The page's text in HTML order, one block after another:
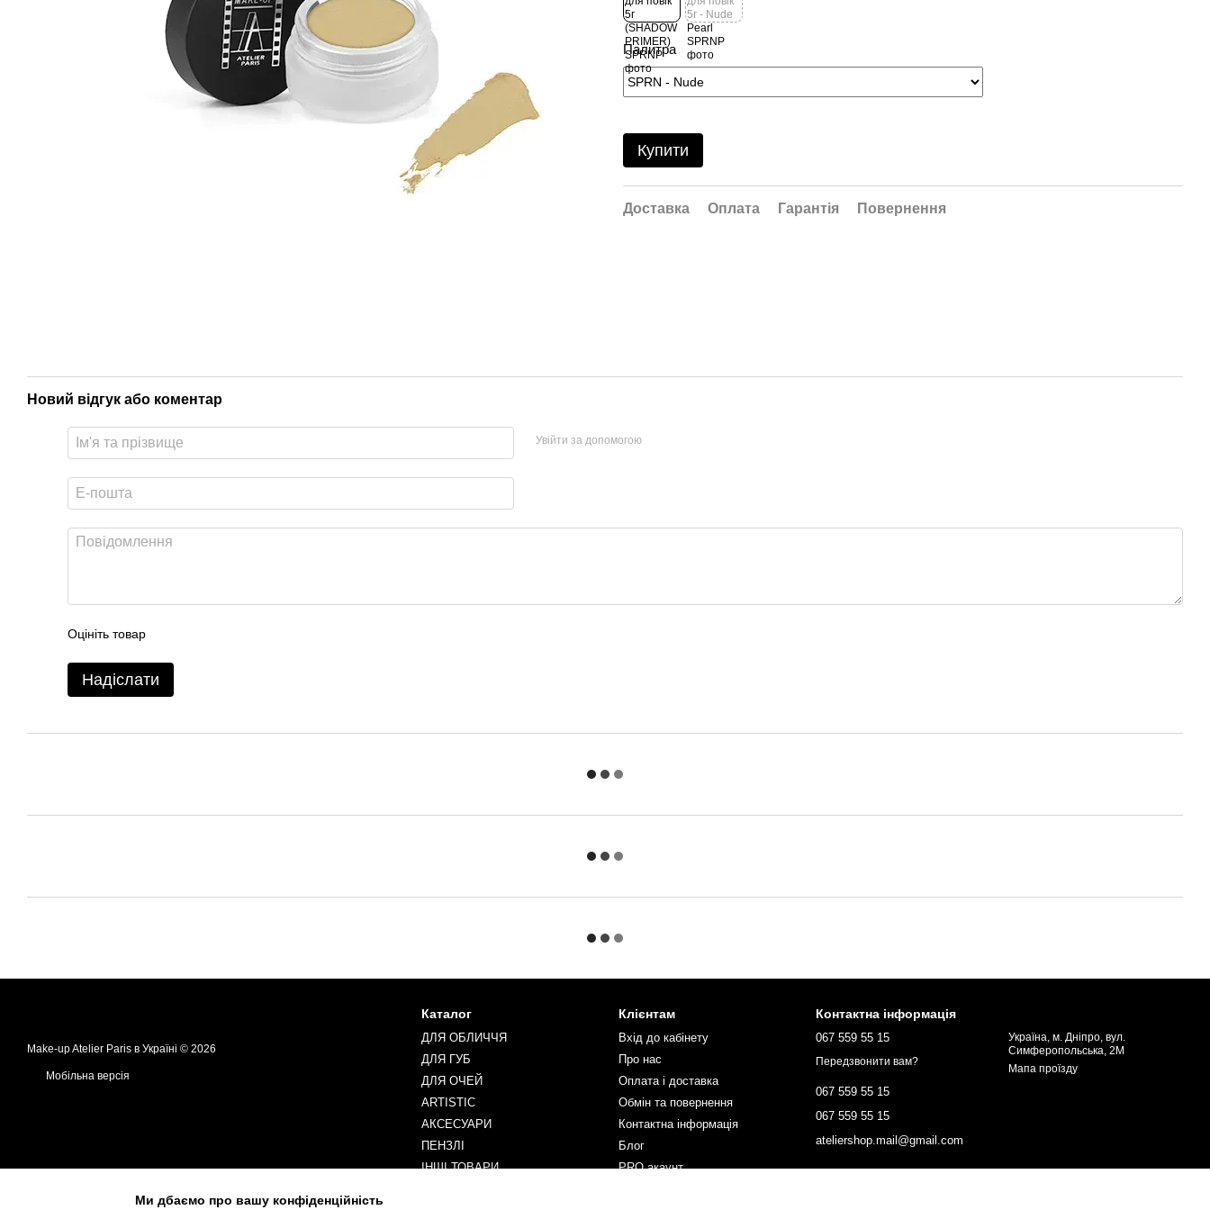
Палитра
Купити
Доставка Оплата Гарантія Повернення
Новий відгук або коментар
Увійти за допомогою
Оцініть товар
Надіслати
Make-up Atelier Paris в Україні © 2026
Мобільна версія
Каталог
ДЛЯ ОБЛИЧЧЯ
ДЛЯ ГУБ
ДЛЯ ОЧЕЙ
ARTISTIC
АКСЕСУАРИ
ПЕНЗЛІ
ІНШІ ТОВАРИ
Клієнтам
Вхід до кабінету
Про нас
Оплата і доставка
Обмін та повернення
Контактна інформація
Блог
PRO акаунт
Контактна інформація
067 559 55 15
Передзвонити вам?
067 559 55 15
067 559 55 15
ateliershop.mail@gmail.com
Україна, м. Дніпро, вул.
Симферопольська, 2М
Мапа проїзду
Ми дбаємо про вашу конфіденційність